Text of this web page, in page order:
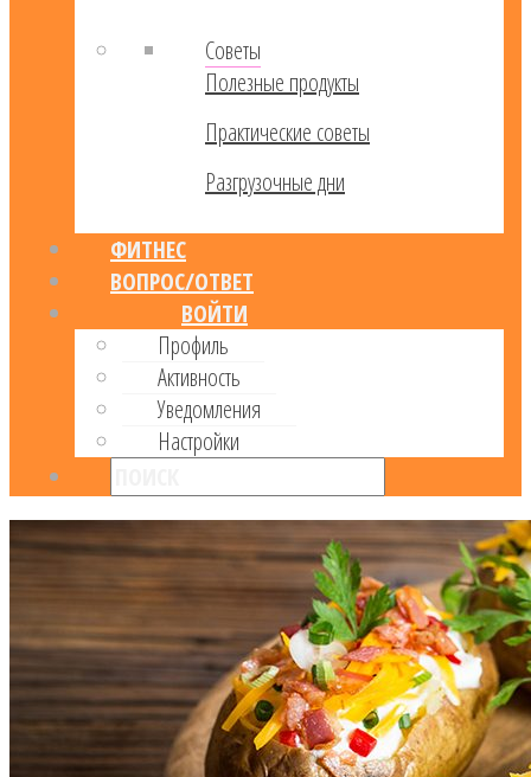
Советы
Полезные продукты
Практические советы
Разгрузочные дни
ФИТНЕС
ВОПРОС/ОТВЕТ
ВОЙТИ
Профиль
Активность
Уведомления
Настройки